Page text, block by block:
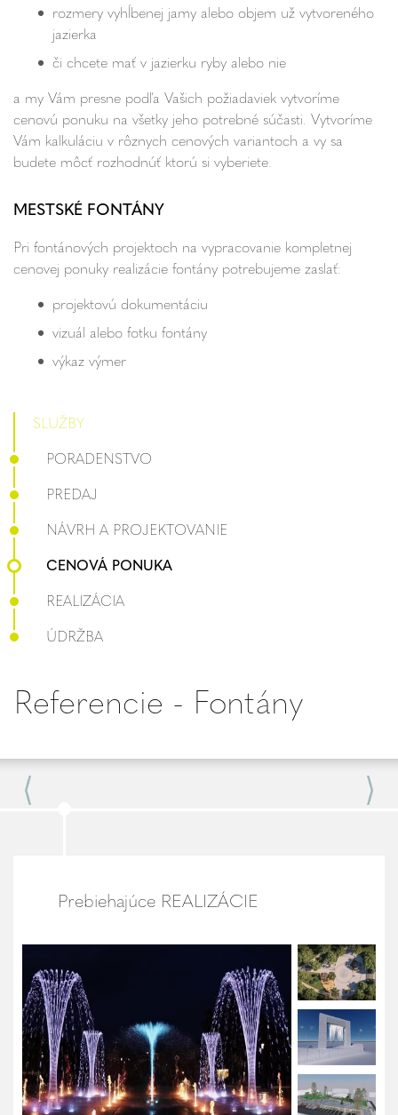
rozmery vyhĺbenej jamy alebo objem už vytvoreného
jazierka
či chcete mať v jazierku ryby alebo nie
a my Vám presne podľa Vašich požiadaviek vytvoríme
cenovú ponuku na všetky jeho potrebné súčasti. Vytvoríme
Vám kalkuláciu v rôznych cenových variantoch a vy sa
budete môcť rozhodnúť ktorú si vyberiete.
MESTSKÉ FONTÁNY
Pri fontánových projektoch na vypracovanie kompletnej
cenovej ponuky realizácie fontány potrebujeme zaslať:
projektovú dokumentáciu
vizuál alebo fotku fontány
výkaz výmer
SLUŽBY
PORADENSTVO
PREDAJ
NÁVRH A PROJEKTOVANIE
CENOVÁ PONUKA
REALIZÁCIA
ÚDRŽBA
Referencie - Fontány
Prebiehajúce REALIZÁCIE